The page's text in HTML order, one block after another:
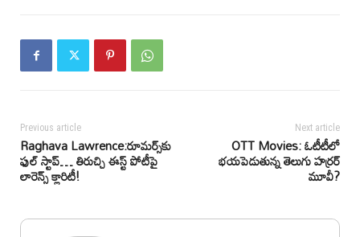
Previous article
Raghava Lawrence:రూమర్స్‌కు
ఫుల్ స్టాప్… తిరుచ్చి ఈస్ట్ పోటీపై
లారెన్స్ క్లారిటీ!
Next article
OTT Movies: ఓటీటీలో
భయపెడుతున్న తెలుగు హర్రర్
మూవీ?